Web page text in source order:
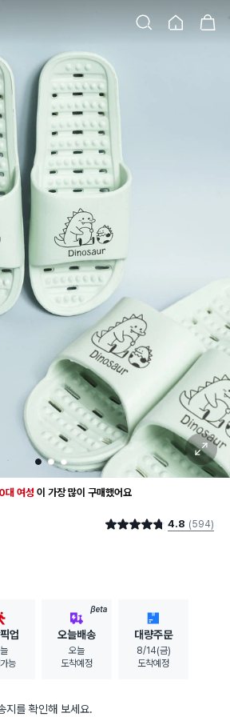
1 2 3
확대 보기
최근 한달182명이구매했어요
최근 한달182명이구매했어요
별점 4.8점 4.8 (594)
업
능
BETA
오늘배송
오늘
도착예정
대량주문
8/14(금)
도착예정
지를 확인해 보세요.